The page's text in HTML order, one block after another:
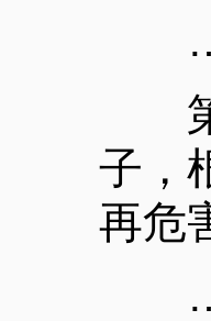
第
子，
再危